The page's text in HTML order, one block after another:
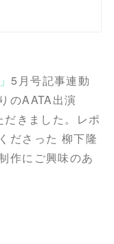
5月号記事連動
のAATA出演
きました。レポ
ださった 柳下隆
作にご興味のあ